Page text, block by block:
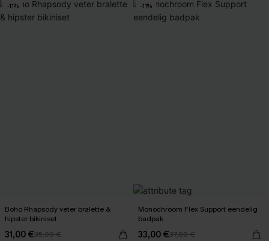
-11%
Boho Rhapsody veter bralette &
hipster bikiniset
31,00 €35,00 €
-11%
Monochroom Flex Support eendelig
badpak
33,00 €37,00 €